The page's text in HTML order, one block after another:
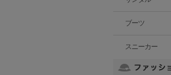
ブーツ
スニーカー